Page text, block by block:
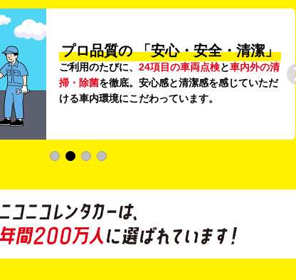
プロ品質の 「安心・安全・清潔」
ご利用のたびに、 24項目の車両点検と車内外の清
掃・除菌を徹底。安心感と清潔感を感じていただ
ける車内環境にこだわっています。